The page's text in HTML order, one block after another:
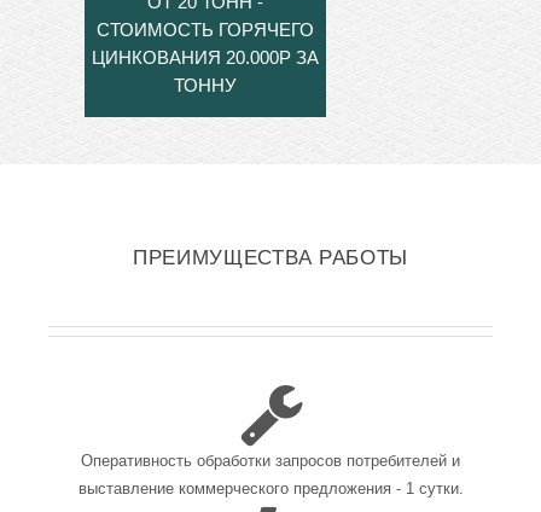
СТОИМОСТЬ ГОРЯЧЕГО
ЦИНКОВАНИЯ 20.000Р ЗА
ТОННУ
ПРЕИМУЩЕСТВА РАБОТЫ
Оперативность обработки запросов потребителей и
выставление коммерческого предложения - 1 сутки.